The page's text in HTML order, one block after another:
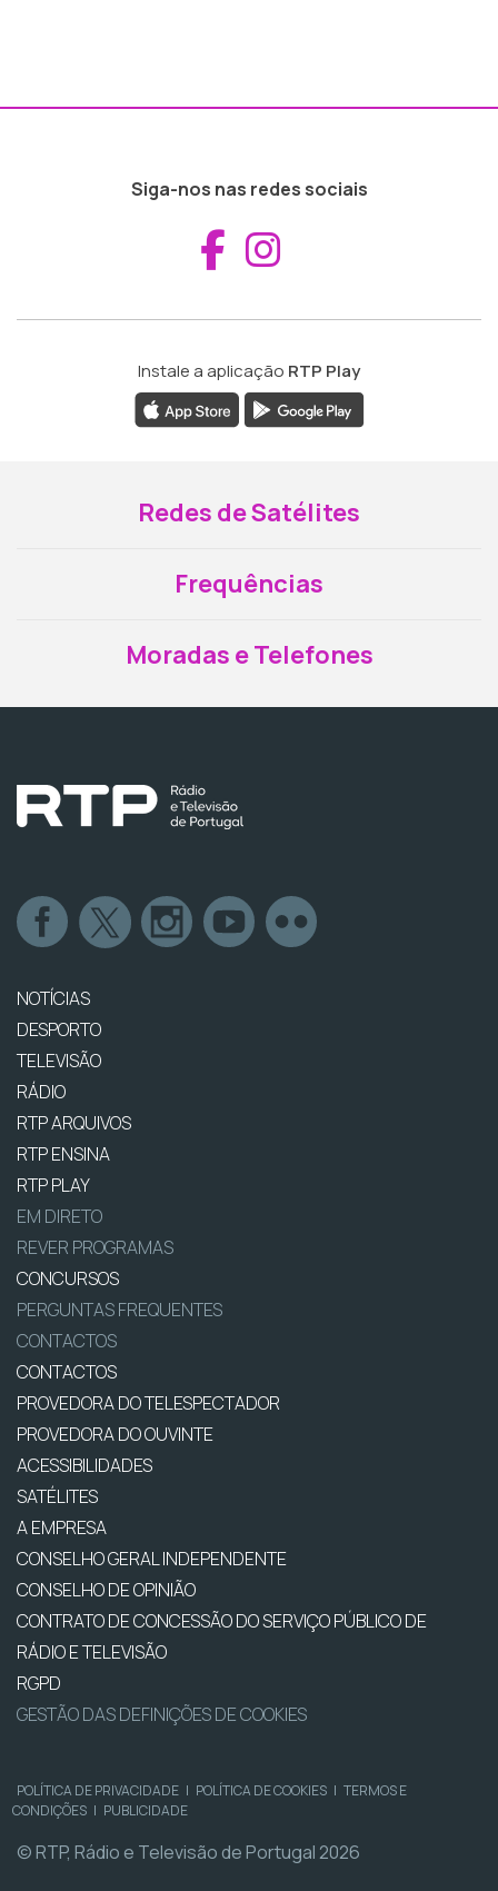
Siga-nos nas redes sociais
Aceder ao
Instale a aplicação RTP Play
Redes de Satélites
Frequências
Moradas e Telefones
NOTÍCIAS
DESPORTO
TELEVISÃO
RÁDIO
RTP ARQUIVOS
RTP ENSINA
RTP PLAY
EM DIRETO
REVER PROGRAMAS
CONCURSOS
PERGUNTAS FREQUENTES
CONTACTOS
CONTACTOS
PROVEDORA DO TELESPECTADOR
PROVEDORA DO OUVINTE
ACESSIBILIDADES
SATÉLITES
A EMPRESA
CONSELHO GERAL INDEPENDENTE
CONSELHO DE OPINIÃO
CONTRATO DE CONCESSÃO DO SERVIÇO PÚBLICO DE
RÁDIO E TELEVISÃO
RGPD
GESTÃO DAS DEFINIÇÕES DE COOKIES
POLÍTICA DE PRIVACIDADE | POLÍTICA DE COOKIES | TERMOS E
CONDIÇÕES | PUBLICIDADE
© RTP, Rádio e Televisão de Portugal 2026